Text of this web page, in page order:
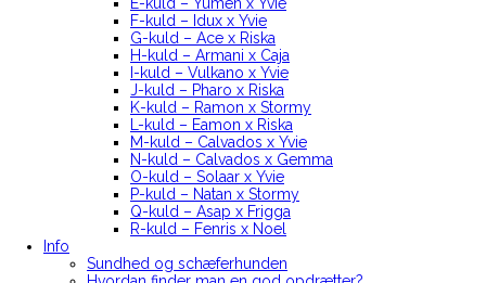
F-kuld – Idux x Yvie
G-kuld – Ace x Riska
H-kuld – Armani x Caja
I-kuld – Vulkano x Yvie
J-kuld – Pharo x Riska
K-kuld – Ramon x Stormy
L-kuld – Eamon x Riska
M-kuld – Calvados x Yvie
N-kuld – Calvados x Gemma
O-kuld – Solaar x Yvie
P-kuld – Natan x Stormy
Q-kuld – Asap x Frigga
R-kuld – Fenris x Noel
Info
Sundhed og schæferhunden